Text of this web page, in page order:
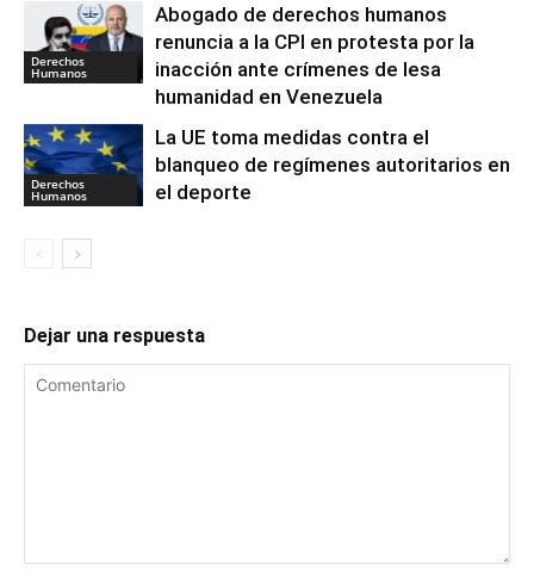
Derechos
Humanos
Abogado de derechos humanos
renuncia a la CPI en protesta por la
inacción ante crímenes de lesa
humanidad en Venezuela
Derechos
Humanos
La UE toma medidas contra el
blanqueo de regímenes autoritarios en
el deporte
Dejar una respuesta